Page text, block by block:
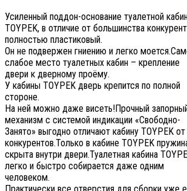
Усиленный поддон-основание туалетной
TOYPEK, в отличие от большинства
полностью пластиковый.
Он не подвержен гниению и легко
слабое место туалетных кабин – крепление
двери к дверному проёму.
У кабины TOYPEK дверь крепится по полной
стороне.
На ней можно даже висеть!Прочный
механизм с системой индикации «Свободно-
Занято» выгодно отличают кабину TOYPEK от
конкурентов.Только в кабине TOYPEK
скрыта внутри двери.Туалетная кабина
легко и быстро собирается даже одним
человеком.